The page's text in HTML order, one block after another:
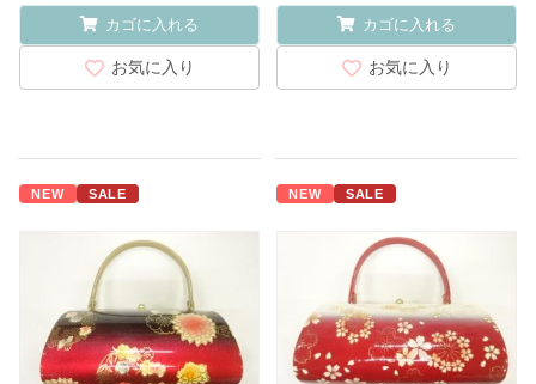
カゴに入れる
お気に入り
カゴに入れる
お気に入り
NEW SALE NEW SALE